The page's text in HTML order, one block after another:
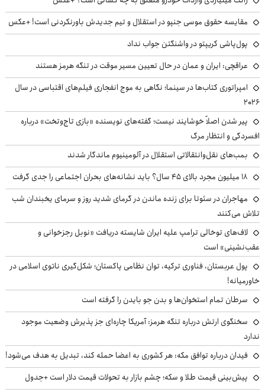
مقایسه حقوق موسی جنپو در استقلال و تیم جدیدش باورنکردنی است! +عکس
پول‌پاشی کریپتو در واشنگتن جواب نداد
عراقچی: ایران و عمان در حال تعیین مسیر موقت در تنگه هرمز هستند
امپراتوری کتاب‌ها در سینما؛ نگاهی به موج انفجاری فیلم‌های اقتباسی در سال
۲۰۲۶
پیر شدن اصلاً خوشایند نیست؛ گفته‌های نویسنده «بازی تاج‌وتخت» درباره
افسردگی و انتظار مرگ
بمب‌های نقل‌وانتقالاتی استقلال در آلومینیوم ماندگار شدند
۱۸ میلیون مجرد بالای ۴۵ سال؟ باید نشانه‌های بحران اجتماعی را جدی گرفت
مهاجران در سئوتا برای زنده ماندن در گرمای شدید روز و سرمای یخبندان شب
تلاش می‌کنند
لاف‌های توخالی ترامپ علیه ایران شایسته دریافت «نوبل رجزخوانی و
عقب‌نشینی» است
پول عربستان، فناوری ترکیه، توان نظامی پاکستان؛ شکل‌گیری ناتوی اسلامی در
خاورمیانه!
سرطان تمام استخوان‌ها و بدن جو بایدن را گرفته است
سخنگوی ارتش درباره تنگه هرمز: آمریکا چاره‌ای جز پذیرش وضعیت موجود
ندارد
فیدان درباره توافق مکه: هر کشوری به اعضا حمله کند، تبدیل به هدف می‌شود!
پیش‌بینی قیمت طلا و سکه؛ چشم بازار به تحولات قیمت دلار است +جدول